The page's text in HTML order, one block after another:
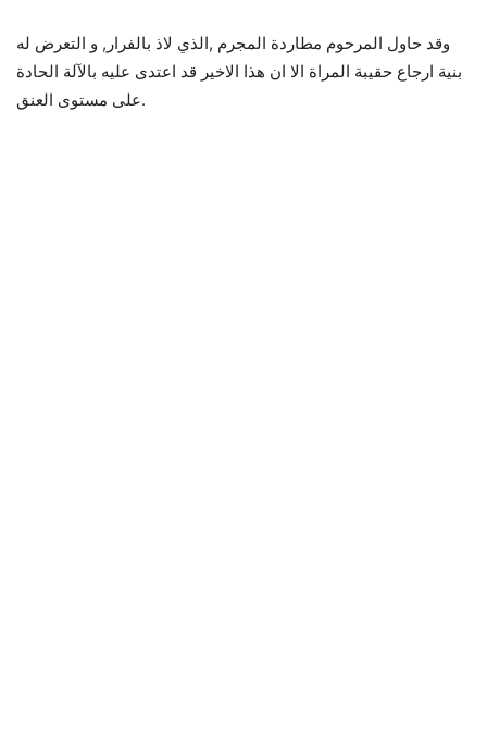
وقد حاول المرحوم مطاردة المجرم ,الذي لاذ بالفرار, و التعرض له
بنية ارجاع حقيبة المراة الا ان هذا الاخير قد اعتدى عليه بالآلة الحادة
على مستوى العنق.